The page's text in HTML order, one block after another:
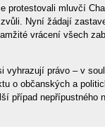
protestovali mluvčí
Nyní žádají
vrácení všech
vyhrazují právo – v
o občanských a
případ nepřípustného